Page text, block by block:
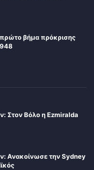
πρώτο βήμα πρόκρισης
Στον Βόλο η Ezmiralda
Ανακοίνωσε την Sydney